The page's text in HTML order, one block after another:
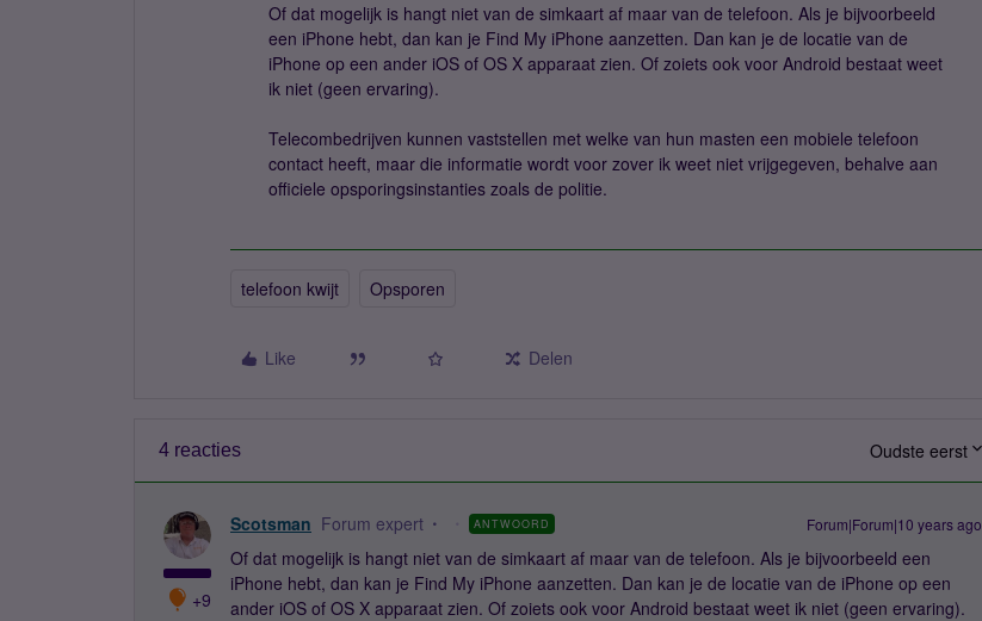
Of dat mogelijk is hangt niet van de simkaart af maar van de telefoon. Als je bijvoorbeeld
een iPhone hebt, dan kan je Find My iPhone aanzetten. Dan kan je de locatie van de
iPhone op een ander iOS of OS X apparaat zien. Of zoiets ook voor Android bestaat weet
ik niet (geen ervaring).
Telecombedrijven kunnen vaststellen met welke van hun masten een mobiele telefoon
contact heeft, maar die informatie wordt voor zover ik weet niet vrijgegeven, behalve aan
officiele opsporingsinstanties zoals de politie.
telefoon kwijt Opsporen
Like Delen
4 reacties Oudste eerst
+9
Scotsman Forum expert ANTWOORD Forum|Forum|10 years ago
Of dat mogelijk is hangt niet van de simkaart af maar van de telefoon. Als je bijvoorbeeld een
iPhone hebt, dan kan je Find My iPhone aanzetten. Dan kan je de locatie van de iPhone op een
ander iOS of OS X apparaat zien. Of zoiets ook voor Android bestaat weet ik niet (geen ervaring).